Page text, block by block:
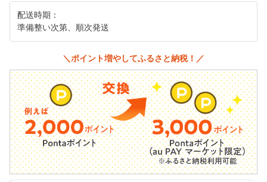
配送時期：
準備整い次第、順次発送
＼ポイント増やしてふるさと納税！／